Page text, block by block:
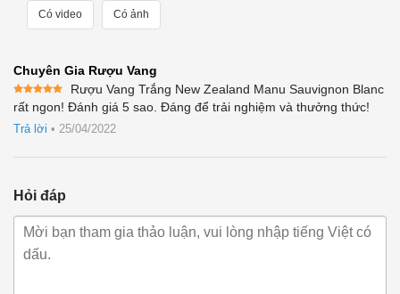
Có video Có ảnh
Chuyên Gia Rượu Vang
Được xếp
hạng55
sao
Rượu Vang Trắng New Zealand Manu Sauvignon Blanc
rất ngon! Đánh giá 5 sao. Đáng để trải nghiệm và thưởng thức!
Trả lời • 25/04/2022
Hỏi đáp